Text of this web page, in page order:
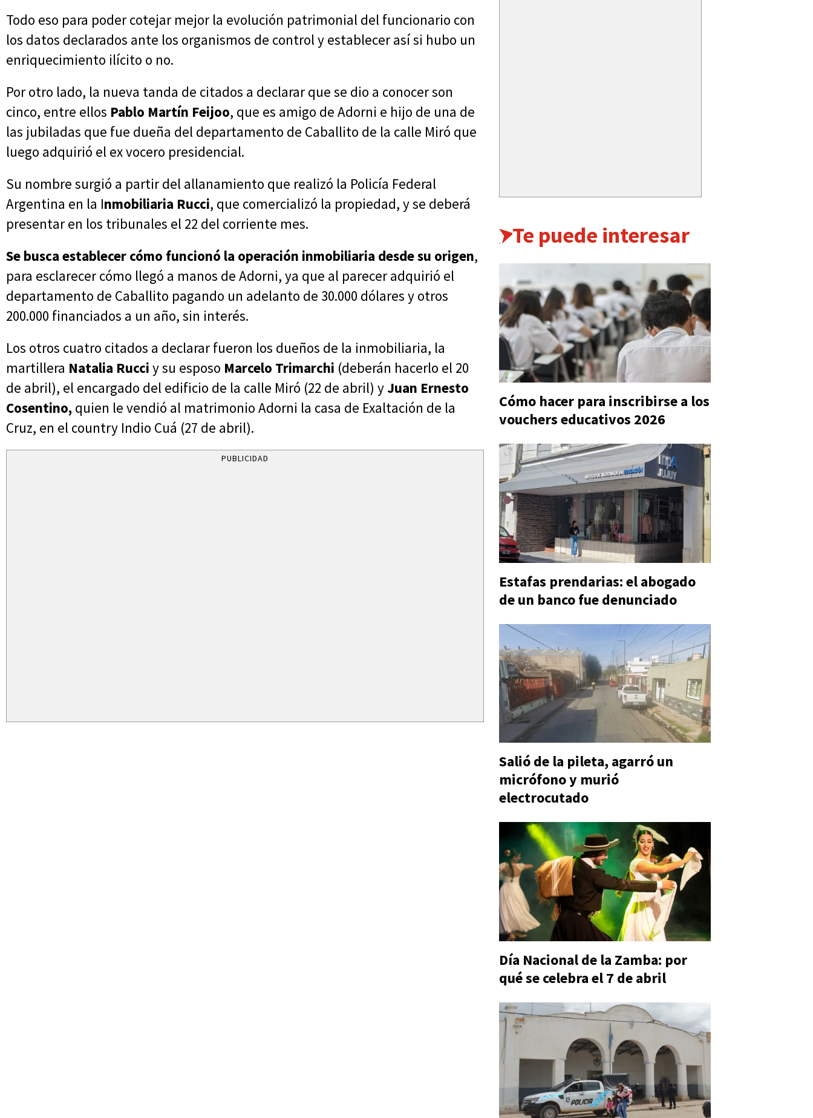
Todo eso para poder cotejar mejor la evolución patrimonial del funcionario con
los datos declarados ante los organismos de control y establecer así si hubo un
enriquecimiento ilícito o no.
Por otro lado, la nueva tanda de citados a declarar que se dio a conocer son
cinco, entre ellos Pablo Martín Feijoo, que es amigo de Adorni e hijo de una de
las jubiladas que fue dueña del departamento de Caballito de la calle Miró que
luego adquirió el ex vocero presidencial.
Su nombre surgió a partir del allanamiento que realizó la Policía Federal
Argentina en la Inmobiliaria Rucci, que comercializó la propiedad, y se deberá
presentar en los tribunales el 22 del corriente mes.
Se busca establecer cómo funcionó la operación inmobiliaria desde su origen,
para esclarecer cómo llegó a manos de Adorni, ya que al parecer adquirió el
departamento de Caballito pagando un adelanto de 30.000 dólares y otros
200.000 financiados a un año, sin interés.
Los otros cuatro citados a declarar fueron los dueños de la inmobiliaria, la
martillera Natalia Rucci y su esposo Marcelo Trimarchi (deberán hacerlo el 20
de abril), el encargado del edificio de la calle Miró (22 de abril) y Juan Ernesto
Cosentino, quien le vendió al matrimonio Adorni la casa de Exaltación de la
Cruz, en el country Indio Cuá (27 de abril).
PUBLICIDAD
Te puede interesar
Cómo hacer para inscribirse a los
vouchers educativos 2026
Estafas prendarias: el abogado
de un banco fue denunciado
Salió de la pileta, agarró un
micrófono y murió
electrocutado
Día Nacional de la Zamba: por
qué se celebra el 7 de abril